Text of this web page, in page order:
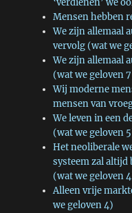
‘verdienen’ we
Mensen hebben
We zijn allemaal
vervolg (wat we
We zijn allemaal
(wat we geloven
Wij moderne
mensen van
We leven in een
(wat we geloven
Het neoliberale
systeem zal altijd
(wat we geloven
Alleen vrije
we geloven 4)